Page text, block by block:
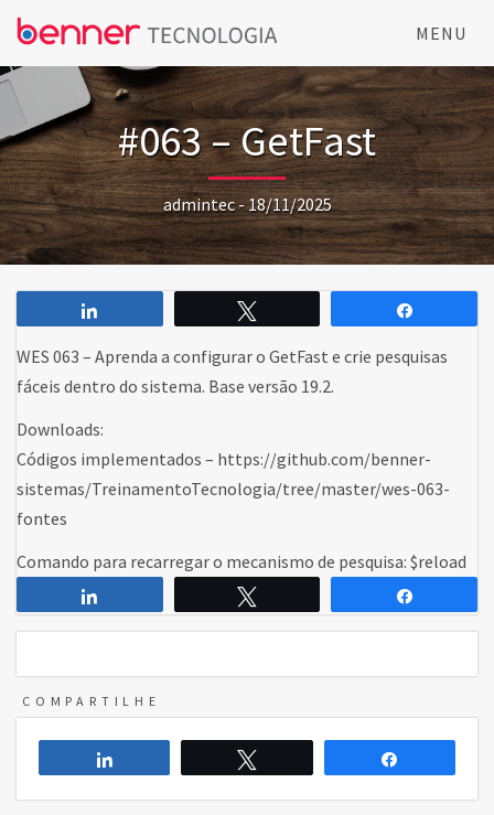
MENU
#063 – GetFast
admintec - 18/11/2025
WES 063 – Aprenda a configurar o GetFast e crie pesquisas
fáceis dentro do sistema. Base versão 19.2.
Downloads:
Códigos implementados – https://github.com/benner-
sistemas/TreinamentoTecnologia/tree/master/wes-063-
fontes
Comando para recarregar o mecanismo de pesquisa: $reload
COMPARTILHE